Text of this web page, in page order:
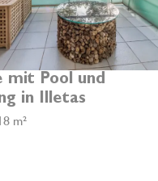
mit Pool und
in Illetas
m²